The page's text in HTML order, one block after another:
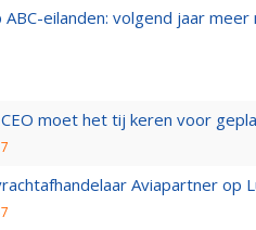
eilanden: volgend jaar
moet het tij keren voor
Aviapartner op